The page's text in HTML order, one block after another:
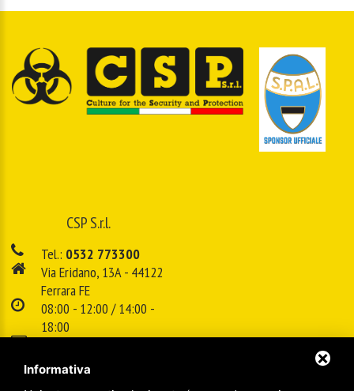
CSP S.r.l.
Tel.: 0532 773300
Via Eridano, 13A - 44122
Ferrara FE
08:00 - 12:00 / 14:00 -
18:00
info@cspsrl.biz
Informativa